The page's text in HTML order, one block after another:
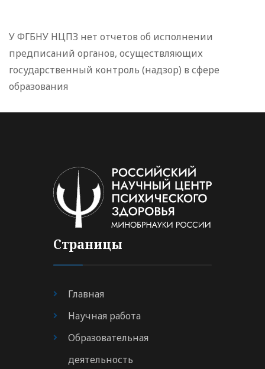
У ФГБНУ НЦПЗ нет отчетов об исполнении
предписаний органов, осуществляющих
государственный контроль (надзор) в сфере
образования
Страницы
Главная
Научная работа
Образовательная
деятельность